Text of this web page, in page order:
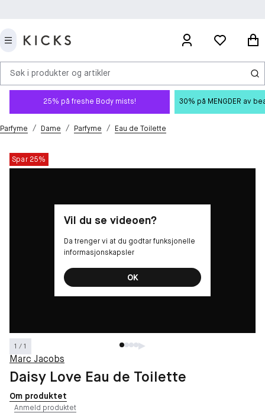
Søk i produkter og artikler
25% på freshe Body mists! 30% på MENGDER av
Parfyme / Dame / Parfyme / Eau de Toilette
Spar 25%
1 / 1
Vil du se videoen?
Da trenger vi at du godtar funksjonelle
informasjonskapsler
OK
Marc Jacobs
Daisy Love Eau de Toilette
Om produktet
Anmeld produktet